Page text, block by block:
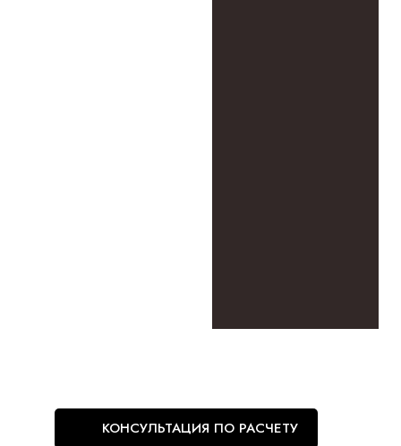
КОНСУЛЬТАЦИЯ ПО РАСЧЕТУ